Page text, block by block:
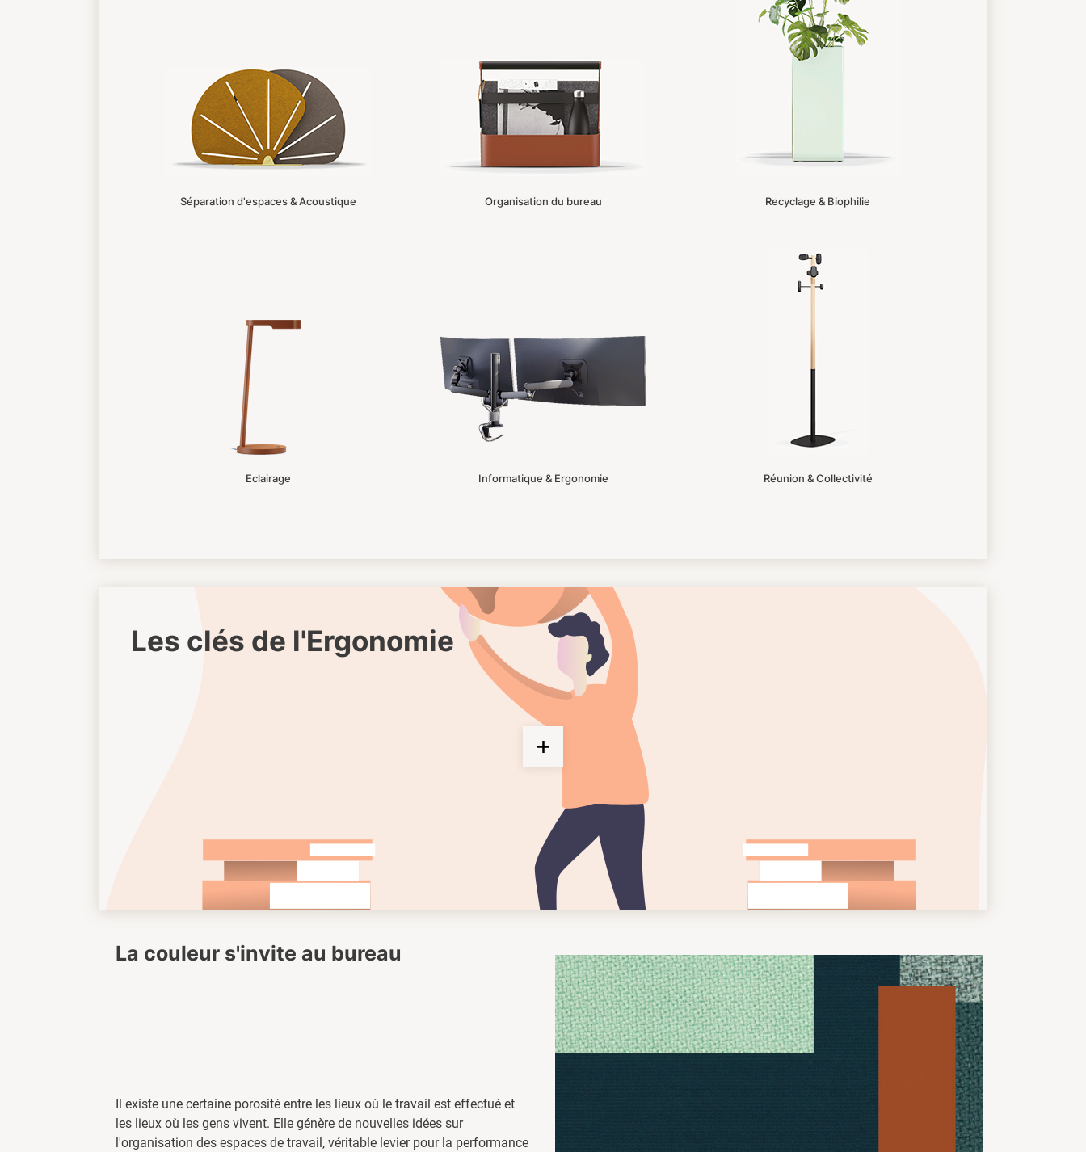
Séparation d'espaces & Acoustique Organisation du bureau Recyclage & Biophilie
Eclairage Informatique & Ergonomie Réunion & Collectivité
Les clés de l'Ergonomie
La couleur s'invite au bureau
Il existe une certaine porosité entre les lieux où le travail est effectué et
les lieux où les gens vivent. Elle génère de nouvelles idées sur
l'organisation des espaces de travail, véritable levier pour la performance